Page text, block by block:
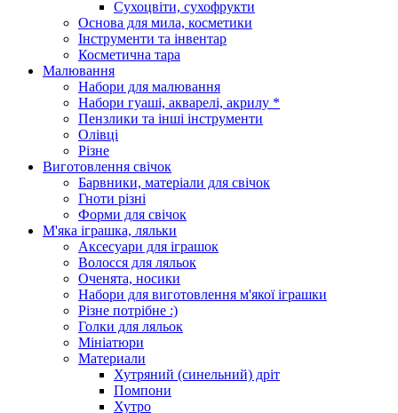
Сухоцвіти, сухофрукти
Основа для мила, косметики
Інструменти та інвентар
Косметична тара
Малювання
Набори для малювання
Набори гуаші, акварелі, акрилу *
Пензлики та інші інструменти
Олівці
Різне
Виготовлення свічок
Барвники, матеріали для свічок
Гноти різні
Форми для свічок
М'яка іграшка, ляльки
Аксесуари для іграшок
Волосся для ляльок
Оченята, носики
Набори для виготовлення м'якої іграшки
Різне потрібне :)
Голки для ляльок
Мініатюри
Материали
Хутряний (синельний) дріт
Помпони
Хутро